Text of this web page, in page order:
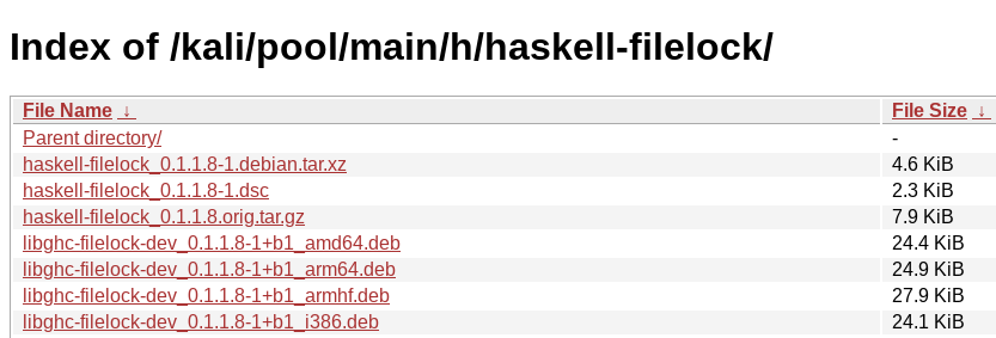
Index of /kali/pool/main/h/haskell-filelock/
File Name ↓ File Size ↓
Parent directory/
-
haskell-filelock_0.1.1.8-1.debian.tar.xz
4.6 KiB
haskell-filelock_0.1.1.8-1.dsc
2.3 KiB
haskell-filelock_0.1.1.8.orig.tar.gz
7.9 KiB
libghc-filelock-dev_0.1.1.8-1+b1_amd64.deb
24.4 KiB
libghc-filelock-dev_0.1.1.8-1+b1_arm64.deb
24.9 KiB
libghc-filelock-dev_0.1.1.8-1+b1_armhf.deb
27.9 KiB
libghc-filelock-dev_0.1.1.8-1+b1_i386.deb
24.1 KiB